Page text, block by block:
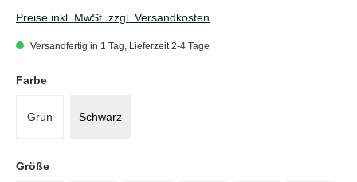
Preise inkl. MwSt. zzgl. Versandkosten
Versandfertig in 1 Tag, Lieferzeit 2-4 Tage
Farbeauswählen
Grün Schwarz
Größeauswählen